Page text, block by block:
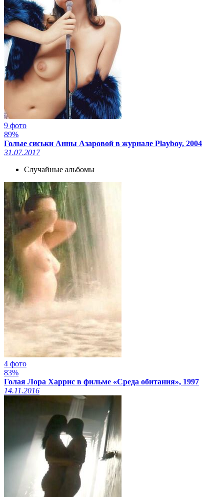
9 фото
89%
Голые сиськи Анны Азаровой в журнале Playboy, 2004
31.07.2017
Случайные альбомы
4 фото
83%
Голая Лора Харрис в фильме «Среда обитания», 1997
14.11.2016